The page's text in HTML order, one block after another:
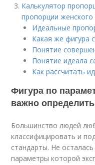
Калькулятор
пропорции женского
Идеальные
Какая же фигура
Понятие
Понятие идеала
Как рассчитать
Фигура по
важно
Большинство людей
классифицировать и
стандарты. Не
параметры которой